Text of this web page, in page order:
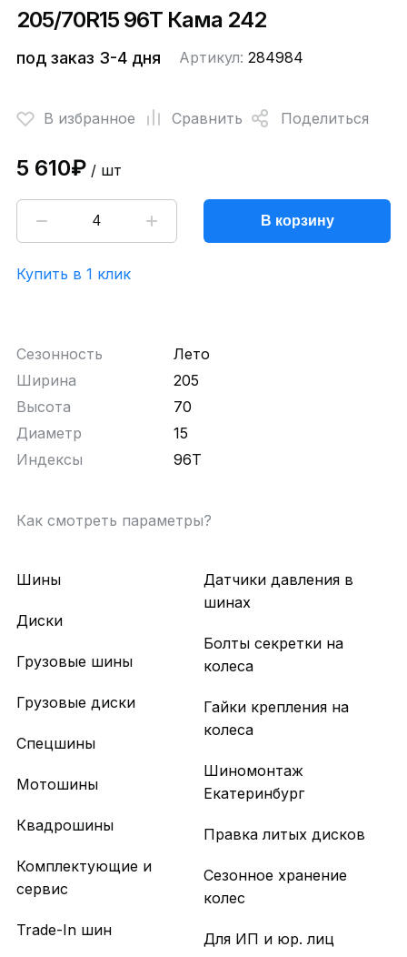
205/70R15 96T Кама 242
под заказ 3-4 дня Артикул: 284984
В избранное Сравнить Поделиться
5 610₽/ шт
В корзину
Купить в 1 клик
Сезонность
Лето
Ширина
205
Высота
70
Диаметр
15
Индексы
96T
Как смотреть параметры?
Шины
Диски
Грузовые шины
Грузовые диски
Спецшины
Мотошины
Квадрошины
Комплектующие и
сервис
Trade-In шин
Датчики давления в
шинах
Болты секретки на
колеса
Гайки крепления на
колеса
Шиномонтаж
Екатеринбург
Правка литых дисков
Сезонное хранение
колес
Для ИП и юр. лиц